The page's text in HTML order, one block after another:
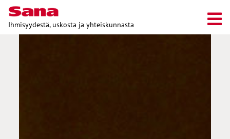
Ihmisyydestä, uskosta ja yhteiskunnasta